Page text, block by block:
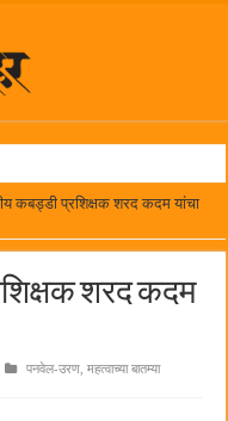
राज्यभरातून शुभेच्छांचा वर्षाव
भव्य मूट कोर्टचे बुधवारी
कबड्डी प्रशिक्षक शरद कदम यांचा
शरद कदम
पनवेल-उरण ,महत्वाच्या बातम्या